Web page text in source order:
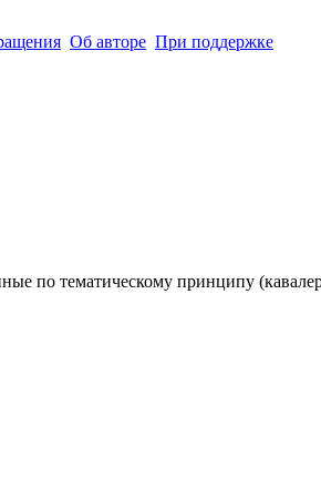
Об авторе При поддержке
по тематическому принципу